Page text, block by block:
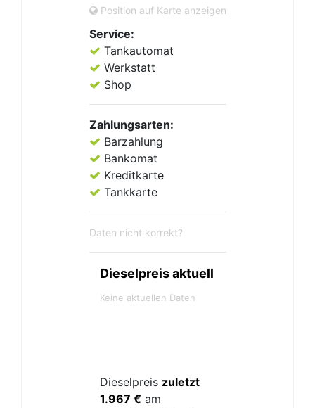
Position auf Karte anzeigen
Service:
Tankautomat
Werkstatt
Shop
Zahlungsarten:
Barzahlung
Bankomat
Kreditkarte
Tankkarte
Daten nicht korrekt?
Dieselpreis aktuell
Keine aktuellen Daten
Dieselpreis zuletzt
1.967 € am